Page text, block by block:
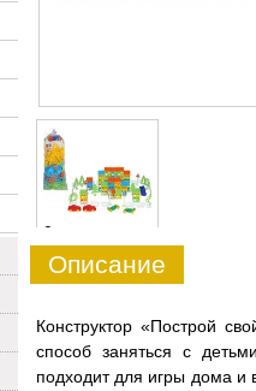
0
Описание
Конструктор «Построй
способ заняться с
подходит для игры дома и